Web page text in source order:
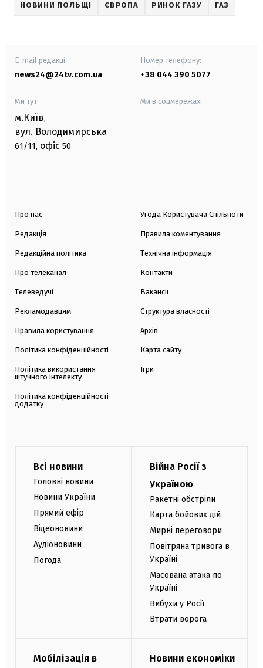
НОВИНИ ПОЛЬЩІ ЄВРОПА РИНОК ГАЗУ ГАЗ
E-mail редакції
news24@24tv.com.ua
Номер телефону:
+38 044 390 5077
Ми тут:
м.Київ,
вул. Володимирська
61/11, офіс 50
Ми в соцмережах:
Про нас
Редакція
Редакційна політика
Про телеканал
Телеведучі
Рекламодавцям
Правила користування
Політика конфіденційності
Політика використання
штучного інтелекту
Політика конфіденційності
додатку
Угода Користувача Спільноти
Правила коментування
Технічна інформація
Контакти
Вакансії
Структура власності
Архів
Карта сайту
Ігри
Всі новини
Головні новини
Новини України
Прямий ефір
Відеоновини
Аудіоновини
Погода
Війна Росії з
Україною
Ракетні обстріли
Карта бойових дій
Мирні переговори
Повітряна тривога в
Україні
Масована атака по
Україні
Вибухи у Росії
Втрати ворога
Мобілізація в
Новини економіки